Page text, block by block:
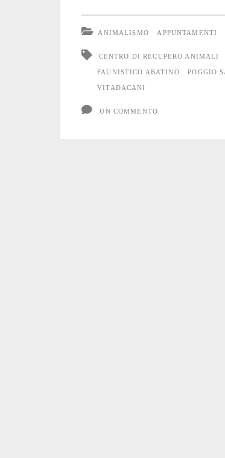
bambine
ANIMALISMO APPUNTAMENTI
CENTRO DI RECUPERO ANIMALI
FAUNISTICO ABATINO POGGIO
VITADACANI
UN COMMENTO